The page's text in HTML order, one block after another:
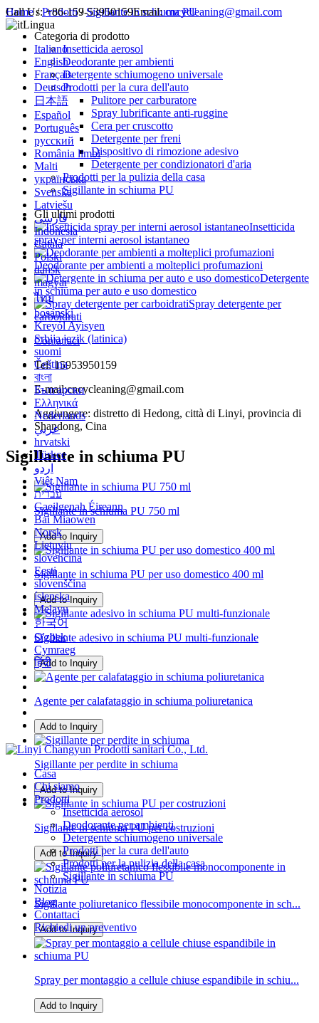
Call Us: +86-159-53950159Email:cncycleaning@gmail.com
Lingua
Italiano
English
Français
Deutsch
日本語
Español
Português
русский
România limbi
Malti
українська
Svenska
Latviešu
فارسی
Indonesia
Català
Polski
dansk
magyar
ไทย
bosanski
Kreyòl Ayisyen
Srbija jezik (latinica)
suomi
Čeština
বাংলা
Български
Ελληνικά
Nederlands
عربي
hrvatski
Türkçe
اردو
Việt Nam
עברית
Gaeilgenah Éireann
Bai Miaowen
Norsk
Lietuvių
slovenčina
Eesti
slovenščina
íslenska
Melayu
한국어
O'zbek
Cymraeg
हिंदी
Casa
Chi siamo
Prodotti
Insetticida aerosol
Deodorante per ambienti
Detergente schiumogeno universale
Prodotti per la cura dell'auto
Prodotti per la pulizia della casa
Sigillante in schiuma PU
Notizia
Blog
Contattaci
Richiedi un preventivo
Home/Prodotti/Sigillante in schiuma PU
Categoria di prodotto
Insetticida aerosol
Deodorante per ambienti
Detergente schiumogeno universale
Prodotti per la cura dell'auto
Pulitore per carburatore
Spray lubrificante anti-ruggine
Cera per cruscotto
Detergente per freni
Dispositivo di rimozione adesivo
Detergente per condizionatori d'aria
Prodotti per la pulizia della casa
Sigillante in schiuma PU
Gli ultimi prodotti
Insetticida
spray per interni aerosol istantaneo
Deodorante per ambienti a molteplici profumazioni
Detergente
in schiuma per auto e uso domestico
Spray detergente per
carboidrati
Contattaci
Tel: 15953950159
E-mail:cncycleaning@gmail.com
Aggiungere: distretto di Hedong, città di Linyi, provincia di
Shandong, Cina
Sigillante in schiuma PU
Sigillante in schiuma PU 750 ml
Add to Inquiry
Sigillante in schiuma PU per uso domestico 400 ml
Add to Inquiry
Sigillante adesivo in schiuma PU multi-funzionale
Add to Inquiry
Agente per calafataggio in schiuma poliuretanica
Add to Inquiry
Sigillante per perdite in schiuma
Add to Inquiry
Sigillante in schiuma PU per costruzioni
Add to Inquiry
Sigillante poliuretanico flessibile monocomponente in sch...
Add to Inquiry
Spray per montaggio a cellule chiuse espandibile in schiu...
Add to Inquiry